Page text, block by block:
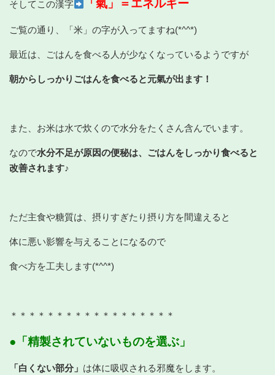
そしてこの漢字 「氣」＝エネルギー
ご覧の通り、「米」の字が入ってますね(*^^*)
最近は、ごはんを食べる人が少なくなっているようですが
朝からしっかりごはんを食べると元氣が出ます！
また、お米は水で炊くので水分をたくさん含んでいます。
なので水分不足が原因の便秘は、ごはんをしっかり食べると
改善されます♪
ただ主食や糖質は、摂りすぎたり摂り方を間違えると
体に悪い影響を与えることになるので
食べ方を工夫します(*^^*)
＊＊＊＊＊＊＊＊＊＊＊＊＊＊＊＊＊＊
●「精製されていないものを選ぶ」
「白くない部分」 は体に吸収される邪魔をします。